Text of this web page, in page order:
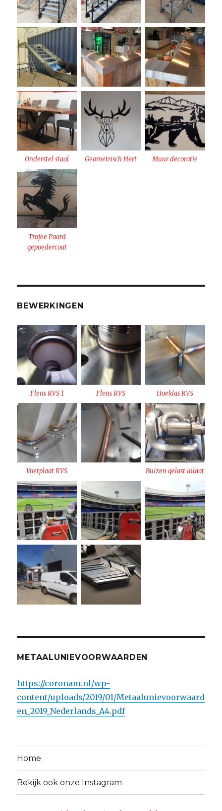
Onderstel staal Geometrisch Hert Muur decoratie
Trofee Paard
gepoedercoat
BEWERKINGEN
Flens RVS 1 Flens RVS Hoeklas RVS
Voetplaat RVS Buizen gelast inlaat
METAALUNIEVOORWAARDEN
https://coronam.nl/wp-
content/uploads/2019/01/Metaalunievoorwaard
en_2019_Nederlands_A4.pdf
Home
Bekijk ook onze Instagram